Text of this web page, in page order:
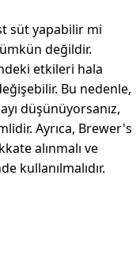
süt yapabilir mi
değildir.
etkileri hala
Bu nedenle,
düşünüyorsanız,
Ayrıca, Brewer's
alınmalı ve
kullanılmalıdır.